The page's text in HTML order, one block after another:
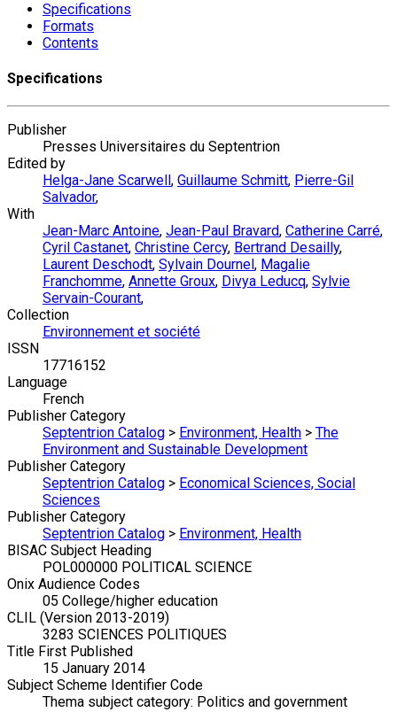
Specifications
Formats
Contents
Specifications
Publisher
Presses Universitaires du Septentrion
Edited by
Helga-Jane Scarwell , Guillaume Schmitt, Pierre-Gil
Salvador,
With
Jean-Marc Antoine, Jean-Paul Bravard, Catherine Carré,
Cyril Castanet, Christine Cercy, Bertrand Desailly,
Laurent Deschodt, Sylvain Dournel , Magalie
Franchomme, Annette Groux, Divya Leducq, Sylvie
Servain-Courant,
Collection
Environnement et société
ISSN
17716152
Language
French
Publisher Category
Septentrion Catalog > Environment, Health > The
Environment and Sustainable Development
Publisher Category
Septentrion Catalog > Economical Sciences, Social
Sciences
Publisher Category
Septentrion Catalog > Environment, Health
BISAC Subject Heading
POL000000 POLITICAL SCIENCE
Onix Audience Codes
05 College/higher education
CLIL (Version 2013-2019)
3283 SCIENCES POLITIQUES
Title First Published
15 January 2014
Subject Scheme Identifier Code
Thema subject category: Politics and government